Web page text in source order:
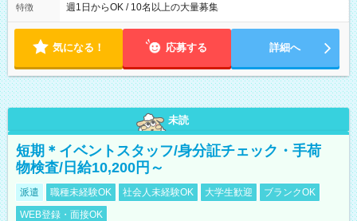
特徴 週1日からOK / 10名以上の大量募集
気になる！ 応募する 詳細へ
未読
短期＊イベントスタッフ/身分証チェック・手荷
物検査/日給10,200円～
派遣 職種未経験OK 社会人未経験OK 大学生歓迎
ブランクOK
WEB登録・面接OK